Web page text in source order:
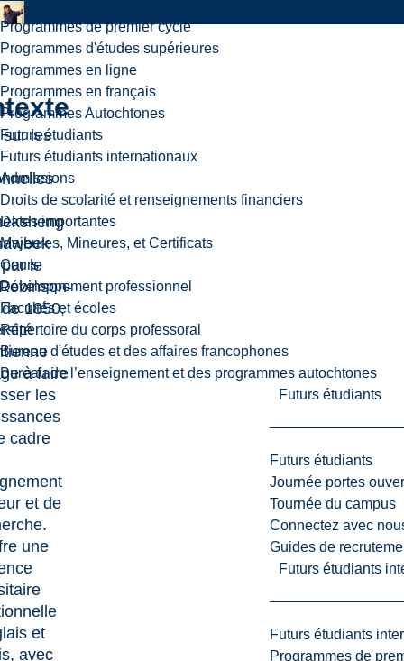
Programmes de premier cycle
Programmes d'études supérieures
Programmes en ligne
Programmes en français
Programmes Autochtones
Futurs étudiants
Futurs étudiants internationaux
Admissions
Droits de scolarité et renseignements financiers
Dates importantes
Majeures, Mineures, et Certificats
Cours
Développement professionnel
Facultés et écoles
Répertoire du corps professoral
Bureau d'études et des affaires francophones
Bureau de l’enseignement et des programmes autochtones
Futurs étudiants
Futurs étudiants
Journée portes
Tournée du campus
Connectez avec
Guides de
Futurs étudiants
Futurs étudiants
Programmes de
les
le
1850,
à faire
les
cadre
et de
une
et
avec